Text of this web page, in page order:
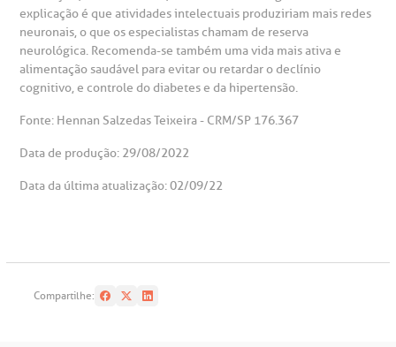
explicação é que atividades intelectuais produziriam mais redes
neuronais, o que os especialistas chamam de reserva
neurológica. Recomenda-se também uma vida mais ativa e
alimentação saudável para evitar ou retardar o declínio
cognitivo, e controle do diabetes e da hipertensão.
Fonte: Hennan Salzedas Teixeira - CRM/SP 176.367
Data de produção: 29/08/2022
Data da última atualização: 02/09/22
Compartilhe: